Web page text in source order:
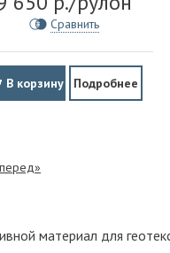
Сравнить
В корзину Подробнее
материал для